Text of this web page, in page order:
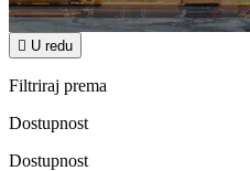
 U redu
Filtriraj prema
Dostupnost
Dostupnost